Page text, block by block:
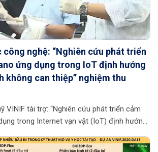
công nghệ: “Nghiên cứu phát triển
ứng dụng trong IoT định hướng
không can thiệp” nghiệm thu
VINIF tài trợ: “Nghiên cứu phát triển cảm
trong Internet vạn vật (IoT) định hướng
Dự án do GS. Nguyễn Đức Hòa chủ